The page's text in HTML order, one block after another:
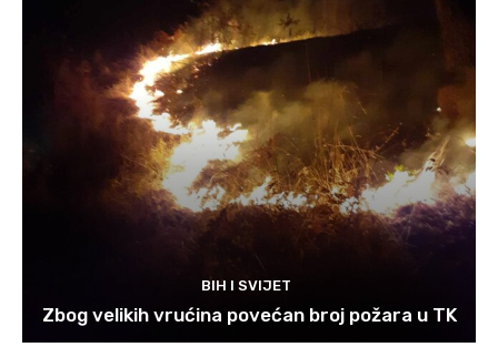
BIH I SVIJET
Zbog velikih vrućina povećan broj požara u TK